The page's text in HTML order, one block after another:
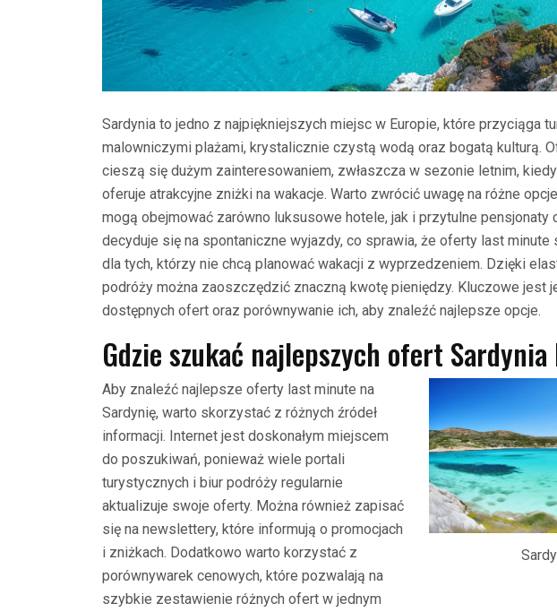
Sardynia to jedno z najpiękniejszych miejsc w Europie, które przyciąga
malowniczymi plażami, krystalicznie czystą wodą oraz bogatą kulturą.
cieszą się dużym zainteresowaniem, zwłaszcza w sezonie letnim,
oferuje atrakcyjne zniżki na wakacje. Warto zwrócić uwagę na różne
mogą obejmować zarówno luksusowe hotele, jak i przytulne pensjonaty
decyduje się na spontaniczne wyjazdy, co sprawia, że oferty last
dla tych, którzy nie chcą planować wakacji z wyprzedzeniem. Dzięki
podróży można zaoszczędzić znaczną kwotę pieniędzy. Kluczowe jest
dostępnych ofert oraz porównywanie ich, aby znaleźć najlepsze opcje.
Gdzie szukać najlepszych ofert
Aby znaleźć najlepsze oferty last minute na
Sardynię, warto skorzystać z różnych źródeł
informacji. Internet jest doskonałym miejscem
do poszukiwań, ponieważ wiele portali
turystycznych i biur podróży regularnie
aktualizuje swoje oferty. Można również zapisać
się na newslettery, które informują o promocjach
i zniżkach. Dodatkowo warto korzystać z
porównywarek cenowych, które pozwalają na
szybkie zestawienie różnych ofert w jednym